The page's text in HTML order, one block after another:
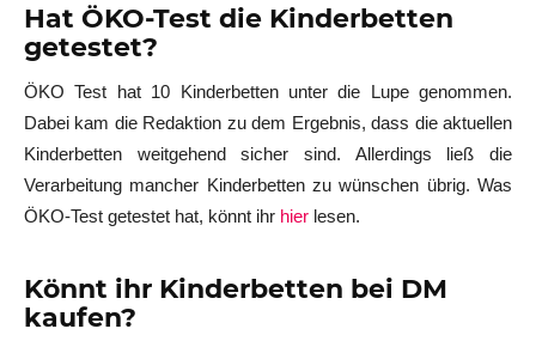
Hat ÖKO-Test die Kinderbetten
getestet?
ÖKO Test hat 10 Kinderbetten unter die Lupe genommen.
Dabei kam die Redaktion zu dem Ergebnis, dass die aktuellen
Kinderbetten weitgehend sicher sind. Allerdings ließ die
Verarbeitung mancher Kinderbetten zu wünschen übrig. Was
ÖKO-Test getestet hat, könnt ihr hier lesen.
Könnt ihr Kinderbetten bei DM
kaufen?